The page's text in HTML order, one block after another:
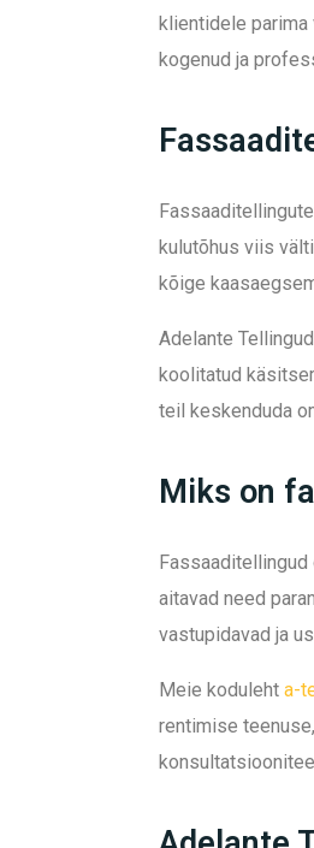
klientidele
kogenud ja
kulutõhus viis
kõige
Adelante
koolitatud
teil keskenduda
Miks on
aitavad need
vastupidavad ja
Meie koduleht a-
rentimise